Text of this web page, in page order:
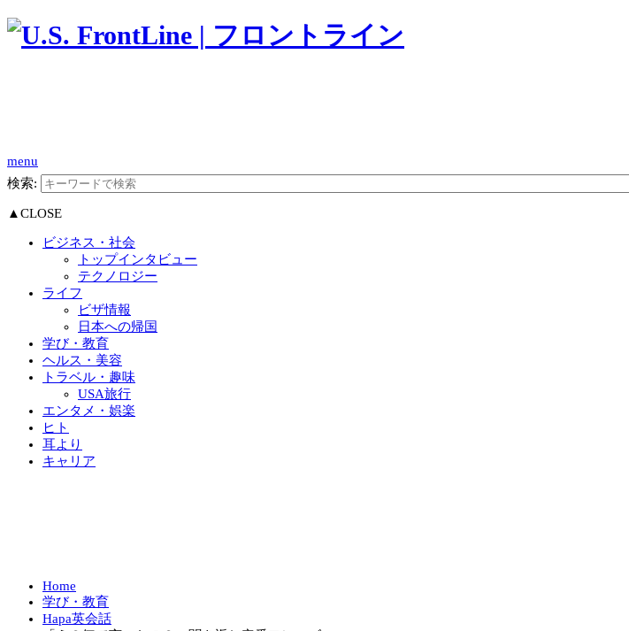
menu
検索:
▲CLOSE
ビジネス・社会
トップインタビュー
テクノロジー
ライフ
ビザ情報
日本への帰国
学び・教育
ヘルス・美容
トラベル・趣味
USA旅行
エンタメ・娯楽
ヒト
耳より
キャリア
Home
学び・教育
Hapa英会話